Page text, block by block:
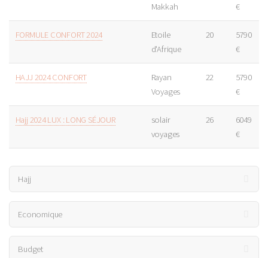
Makkah
€
FORMULE CONFORT 2024
Etoile
d'Afrique
20
5790
€
HAJJ 2024 CONFORT
Rayan
Voyages
22
5790
€
Hajj 2024 LUX : LONG SÉJOUR
solair
voyages
26
6049
€